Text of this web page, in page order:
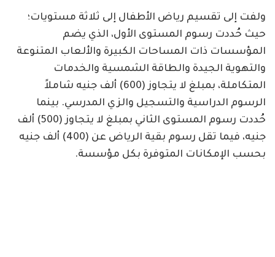
ولفت إلى تقسيم رياض الأطفال إلى ثلاثة مستويات؛
حيث حُددت رسوم المستوى الأول، الذي يضم
المؤسسات ذات المساحات الكبيرة والألعاب المتنوعة
والتهوية الجيدة والطاقة الشمسية والخدمات
المتكاملة، بمبلغ لا يتجاوز (600) ألف جنيه شاملاً
الرسوم الدراسية والتسجيل والزي المدرسي. بينما
حُددت رسوم المستوى الثاني بمبلغ لا يتجاوز (500) ألف
جنيه، فيما تقل رسوم بقية الرياض عن (400) ألف جنيه
بحسب الإمكانات المتوفرة بكل مؤسسة.